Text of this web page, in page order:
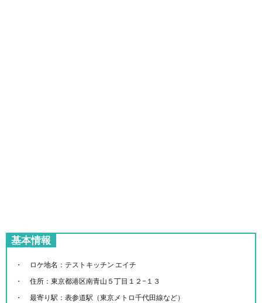
基本情報
ロケ地名：テストキッチン エイチ
住所：東京都港区南青山５丁目１２−１３
最寄り駅：表参道駅（東京メトロ千代田線など）